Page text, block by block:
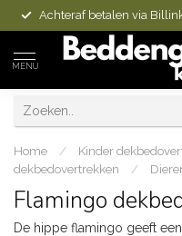
Achteraf betalen via
MENU
Home / Kinder
dekbedovertrekken
/
Flamingo
De hippe flamingo geeft